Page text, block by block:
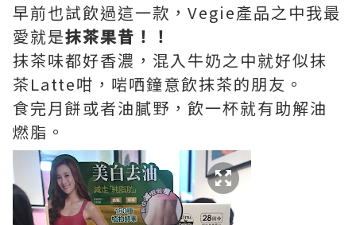
早前也試飲過這一款，Vegie產品之中我最
愛就是抹茶果昔！！
抹茶味都好香濃，混入牛奶之中就好似抹
茶Latte咁，啱哂鐘意飲抹茶的朋友。
食完月餅或者油膩野，飲一杯就有助解油
燃脂。